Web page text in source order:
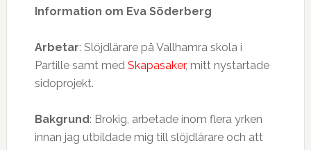
Information om Eva Söderberg
Arbetar: Slöjdlärare på Vallhamra skola i
Partille samt med Skapasaker, mitt nystartade
sidoprojekt.
Bakgrund: Brokig, arbetade inom flera yrken
innan jag utbildade mig till slöjdlärare och att